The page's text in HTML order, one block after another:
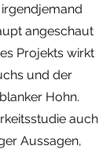
angeschaut
Projekts wirkt
und der
Hohn.
auch
Aussagen,